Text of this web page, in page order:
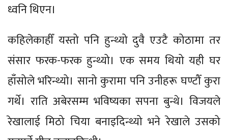
ध्वनि थिएन।
कहिलेकाहीँ यस्तो पनि हुन्थ्यो दुवै एउटै कोठामा तर
संसार फरक-फरक हुन्थ्यो। एक समय थियो यही घर
हाँसोले भरिन्थ्यो। सानो कुरामा पनि उनीहरू घण्टौँ कुरा
गर्थे। राति अबेरसम्म भविष्यका सपना बुन्थे। विजयले
रेखालाई मिठो चिया बनाइदिन्थ्यो भने रेखाले उसको